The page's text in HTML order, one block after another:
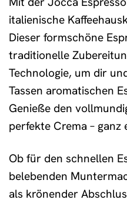
italienische
Dieser formschöne
traditionelle
Technologie, um dir
Tassen aromatischen
Genieße den
perfekte Crema –
Ob für den schnellen
belebenden
als krönender